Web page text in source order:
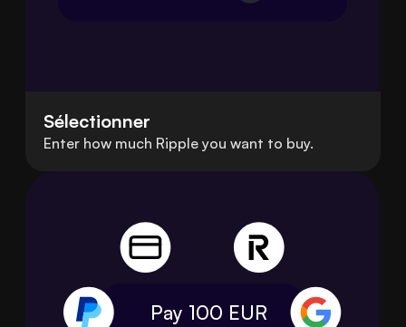
Sélectionner
Enter how much Ripple you want to buy.
Pay 100 EUR